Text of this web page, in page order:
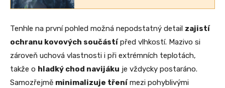
Tenhle na první pohled možná nepodstatný detail zajistí
ochranu kovových součástí před vlhkostí. Mazivo si
zároveň uchová vlastnosti i při extrémních teplotách,
takže o hladký chod navijáku je vždycky postaráno.
Samozřejmě minimalizuje tření mezi pohyblivými